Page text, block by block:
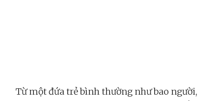
Từ một đứa trẻ bình thường như bao người,